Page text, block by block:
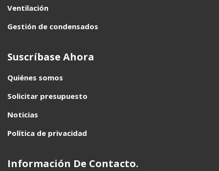
Ventilación
Gestión de condensados
Suscríbase Ahora
Quiénes somos
Solicitar presupuesto
Noticias
Política de privacidad
Información De Contacto.